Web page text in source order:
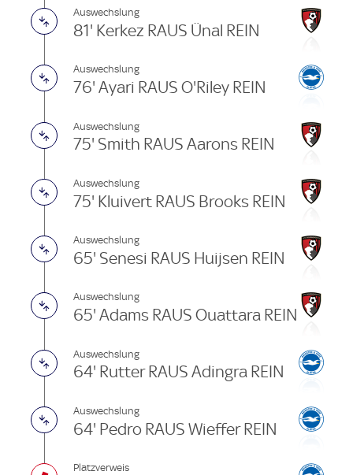
Auswechslung
81' Kerkez RAUS Ünal REIN
Auswechslung
76' Ayari RAUS O'Riley REIN
Auswechslung
75' Smith RAUS Aarons REIN
Auswechslung
75' Kluivert RAUS Brooks REIN
Auswechslung
65' Senesi RAUS Huijsen REIN
Auswechslung
65' Adams RAUS Ouattara REIN
Auswechslung
64' Rutter RAUS Adingra REIN
Auswechslung
64' Pedro RAUS Wieffer REIN
Platzverweis